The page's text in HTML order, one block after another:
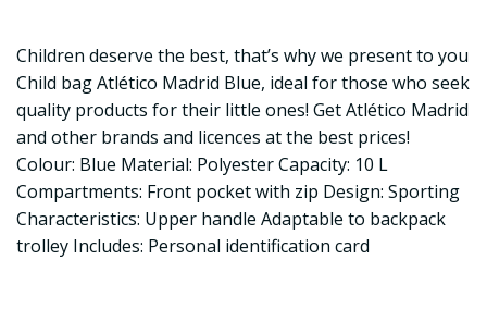
Children deserve the best, that’s why we present to you
Child bag Atlético Madrid Blue, ideal for those who seek
quality products for their little ones! Get Atlético Madrid
and other brands and licences at the best prices!
Colour: Blue Material: Polyester Capacity: 10 L
Compartments: Front pocket with zip Design: Sporting
Characteristics: Upper handle Adaptable to backpack
trolley Includes: Personal identification card